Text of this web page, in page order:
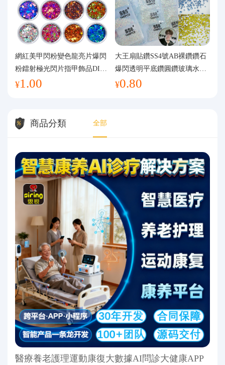
網紅美甲閃粉變色龍亮片爆閃
粉鐳射極光閃片指甲飾品DIY
手工流麻
¥1.00
大王扇貼鑽SS4號AB裸鑽鑽石
爆閃透明平底鑽圓鑽玻璃水鑽
美甲鑽飾
¥0.80
商品分類 全部
醫療養老護理運動康復大數據AI問診大健康APP